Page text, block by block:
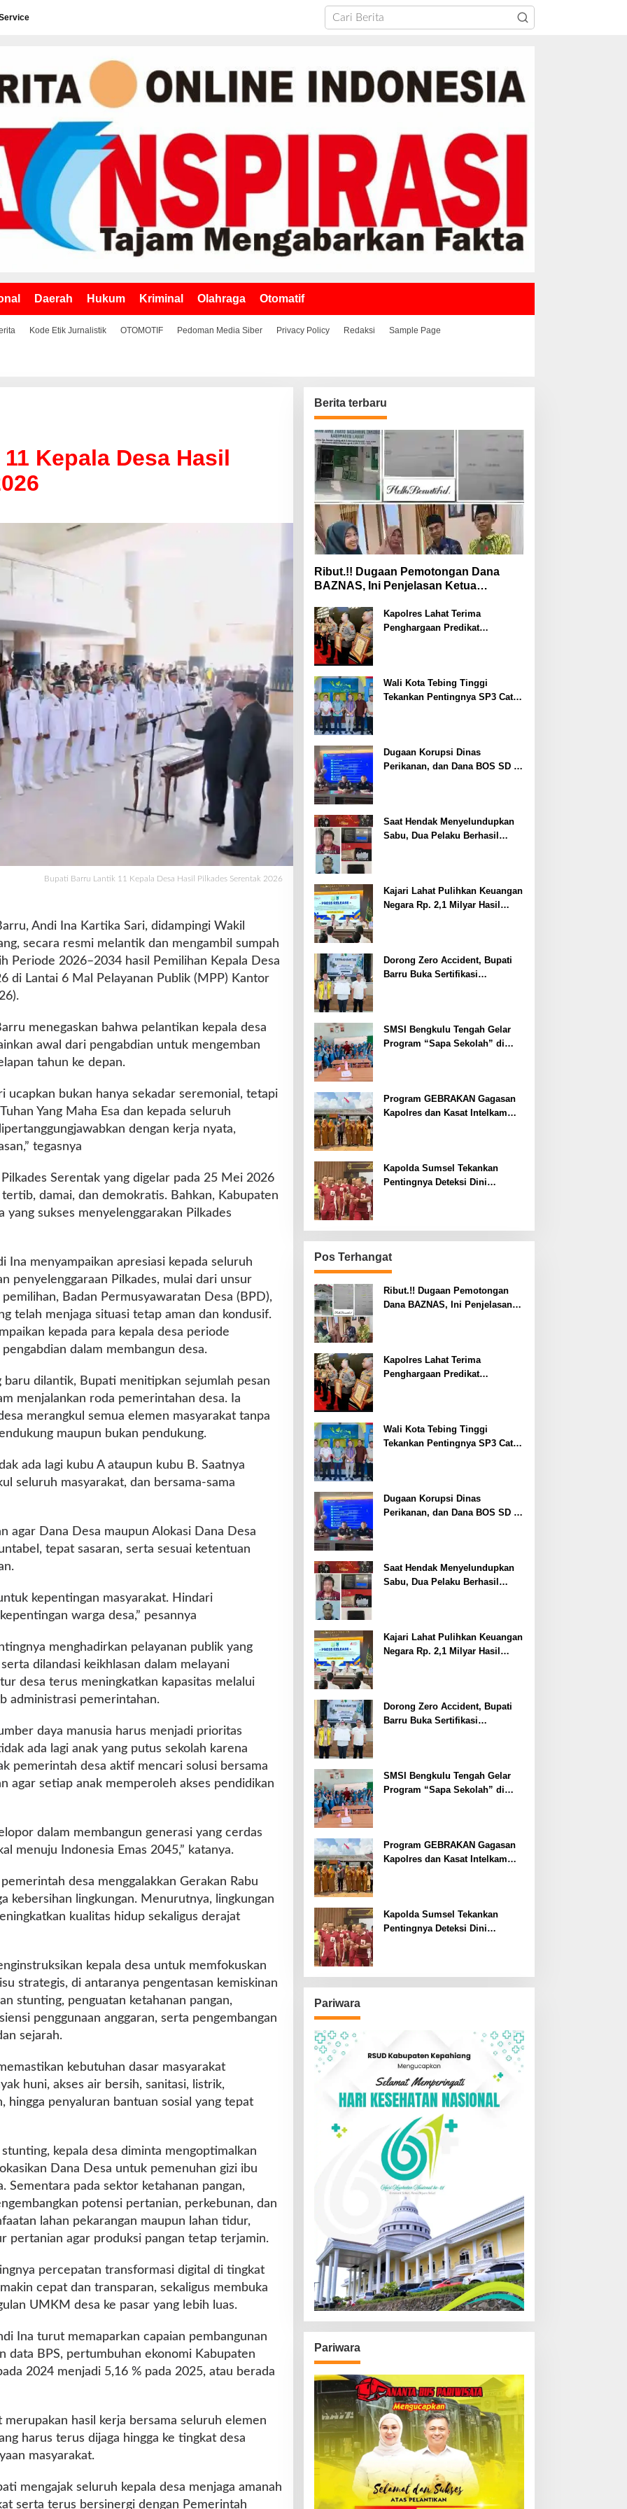
Daerah Hukum Kriminal Olahraga Otomatif
Kode Etik Jurnalistik OTOMOTIF Pedoman Media Siber Privacy Policy Redaksi Sample Page
Kepala Desa Hasil
Bupati Barru Lantik 11 Kepala Desa Hasil Pilkades Serentak 2026
Andi Ina Kartika Sari, didampingi Wakil
secara resmi melantik dan mengambil sumpah
Periode 2026–2034 hasil Pemilihan Kepala Desa
di Lantai 6 Mal Pelayanan Publik (MPP) Kantor
menegaskan bahwa pelantikan kepala desa
awal dari pengabdian untuk mengemban
tahun ke depan.
ucapkan bukan hanya sekadar seremonial, tetapi
Yang Maha Esa dan kepada seluruh
dengan kerja nyata,
tegasnya
Serentak yang digelar pada 25 Mei 2026
damai, dan demokratis. Bahkan, Kabupaten
yang sukses menyelenggarakan Pilkades
Ina menyampaikan apresiasi kepada seluruh
penyelenggaraan Pilkades, mulai dari unsur
Badan Permusyawaratan Desa (BPD),
telah menjaga situasi tetap aman dan kondusif.
kepada para kepala desa periode
dalam membangun desa.
baru dilantik, Bupati menitipkan sejumlah pesan
menjalankan roda pemerintahan desa. Ia
merangkul semua elemen masyarakat tanpa
maupun bukan pendukung.
ada lagi kubu A ataupun kubu B. Saatnya
seluruh masyarakat, dan bersama-sama
agar Dana Desa maupun Alokasi Dana Desa
tepat sasaran, serta sesuai ketentuan
kepentingan masyarakat. Hindari
warga desa,” pesannya
menghadirkan pelayanan publik yang
dilandasi keikhlasan dalam melayani
desa terus meningkatkan kapasitas melalui
administrasi pemerintahan.
daya manusia harus menjadi prioritas
ada lagi anak yang putus sekolah karena
pemerintah desa aktif mencari solusi bersama
agar setiap anak memperoleh akses pendidikan
dalam membangun generasi yang cerdas
menuju Indonesia Emas 2045,” katanya.
desa menggalakkan Gerakan Rabu
kebersihan lingkungan. Menurutnya, lingkungan
kualitas hidup sekaligus derajat
kepala desa untuk memfokuskan
strategis, di antaranya pengentasan kemiskinan
stunting, penguatan ketahanan pangan,
penggunaan anggaran, serta pengembangan
sejarah.
kebutuhan dasar masyarakat
huni, akses air bersih, sanitasi, listrik,
hingga penyaluran bantuan sosial yang tepat
kepala desa diminta mengoptimalkan
Dana Desa untuk pemenuhan gizi ibu
Sementara pada sektor ketahanan pangan,
potensi pertanian, perkebunan, dan
lahan pekarangan maupun lahan tidur,
pertanian agar produksi pangan tetap terjamin.
percepatan transformasi digital di tingkat
cepat dan transparan, sekaligus membuka
UMKM desa ke pasar yang lebih luas.
Ina turut memaparkan capaian pembangunan
data BPS, pertumbuhan ekonomi Kabupaten
2024 menjadi 5,16 % pada 2025, atau berada
hasil kerja bersama seluruh elemen
harus terus dijaga hingga ke tingkat desa
masyarakat.
mengajak seluruh kepala desa menjaga amanah
serta terus bersinergi dengan Pemerintah
Berita terbaru
Ribut.!! Dugaan Pemotongan Dana
BAZNAS, Ini Penjelasan Ketua
Kapolres Lahat Terima
Penghargaan Predikat
Wali Kota Tebing Tinggi
Tekankan Pentingnya SP3 Catin
Dugaan Korupsi Dinas
Perikanan, dan Dana BOS SD –
Saat Hendak Menyelundupkan
Sabu, Dua Pelaku Berhasil
Kajari Lahat Pulihkan Keuangan
Negara Rp. 2,1 Milyar Hasil
Dorong Zero Accident, Bupati
Barru Buka Sertifikasi
SMSI Bengkulu Tengah Gelar
Program “Sapa Sekolah” di
Program GEBRAKAN Gagasan
Kapolres dan Kasat Intelkam
Kapolda Sumsel Tekankan
Pentingnya Deteksi Dini
Pos Terhangat
Ribut.!! Dugaan Pemotongan
Dana BAZNAS, Ini Penjelasan
Kapolres Lahat Terima
Penghargaan Predikat
Wali Kota Tebing Tinggi
Tekankan Pentingnya SP3 Catin
Dugaan Korupsi Dinas
Perikanan, dan Dana BOS SD –
Saat Hendak Menyelundupkan
Sabu, Dua Pelaku Berhasil
Kajari Lahat Pulihkan Keuangan
Negara Rp. 2,1 Milyar Hasil
Dorong Zero Accident, Bupati
Barru Buka Sertifikasi
SMSI Bengkulu Tengah Gelar
Program “Sapa Sekolah” di
Program GEBRAKAN Gagasan
Kapolres dan Kasat Intelkam
Kapolda Sumsel Tekankan
Pentingnya Deteksi Dini
Pariwara
Pariwara